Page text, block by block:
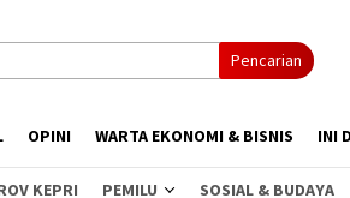
Pencarian
OPINI WARTA EKONOMI & BISNIS INI
KEPRI PEMILU SOSIAL & BUDAYA